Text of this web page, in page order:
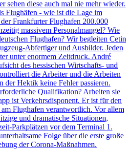
sehen diese auch mal nie mehr wieder.
Flughäfen - wie ist die Lage im
Frankfurter Flughafen 200.000
massivem Personalmangel? Wie
Flughafen? Wir begleiten Cetin
Abfertiger und Ausbilder. Jeden
unter enormem Zeitdruck. André
des hessischen Wirtschafts- und
die Arbeiter und die Arbeiten
der Hektik keine Fehler passieren.
Qualifikation? Arbeiten sie
ist Verkehrsdisponent. Er ist für den
Flughafen verantwortlich. Vor allem
und dramatische Situationen,
Parkplätzen vor dem Terminal 1.
Folge über die erste große
der Corona-Maßnahmen.